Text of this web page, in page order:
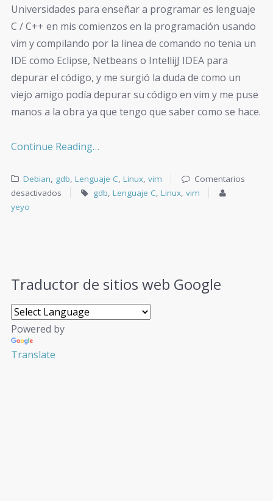
Universidades para enseñar a programar es lenguaje
C / C++ en mis comienzos en la programación usando
vim y compilando por la linea de comando no tenia un
IDE como Eclipse, Netbeans o IntellijJ IDEA para
depurar el código, y me surgió la duda de como un
viejo amigo podía depurar su código en vim y me puse
manos a la obra ya que tengo que saber como se hace.
Continue Reading…
Debian, gdb,Lenguaje C,Linux,vim
Comentarios
desactivados
gdb,Lenguaje C,Linux,vim
yeyo
Traductor de sitios web Google
Powered by
Translate